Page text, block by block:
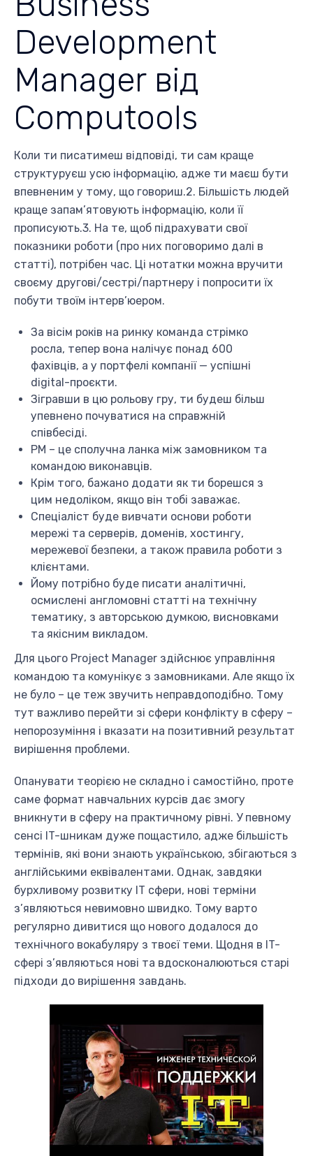
Development
Manager від
Computools
Коли ти писатимеш відповіді, ти сам краще
структуруєш усю інформацію, адже ти маєш бути
впевненим у тому, що говориш.2. Більшість людей
краще запам’ятовують інформацію, коли її
прописують.3. На те, щоб підрахувати свої
показники роботи (про них поговоримо далі в
статті), потрібен час. Ці нотатки можна вручити
своєму другові/сестрі/партнеру і попросити їх
побути твоїм інтерв’юером.
За вісім років на ринку команда стрімко
росла, тепер вона налічує понад 600
фахівців, а у портфелі компанії — успішні
digital-проєкти.
Зігравши в цю рольову гру, ти будеш більш
упевнено почуватися на справжній
співбесіді.
PM – це сполучна ланка між замовником та
командою виконавців.
Крім того, бажано додати як ти борешся з
цим недоліком, якщо він тобі заважає.
Спеціаліст буде вивчати основи роботи
мережі та серверів, доменів, хостингу,
мережевої безпеки, а також правила роботи з
клієнтами.
Йому потрібно буде писати аналітичні,
осмислені англомовні статті на технічну
тематику, з авторською думкою, висновками
та якісним викладом.
Для цього Project Manager здійснює управління
командою та комунікує з замовниками. Але якщо їх
не було – це теж звучить неправдоподібно. Тому
тут важливо перейти зі сфери конфлікту в сферу –
непорозуміння і вказати на позитивний результат
вирішення проблеми.
Опанувати теорією не складно і самостійно, проте
саме формат навчальних курсів дає змогу
вникнути в сферу на практичному рівні. У певному
сенсі IT-шникам дуже пощастило, адже більшість
термінів, які вони знають українською, збігаються з
англійськими еквівалентами. Однак, завдяки
бурхливому розвитку IT сфери, нові терміни
з’являються невимовно швидко. Тому варто
регулярно дивитися що нового додалося до
технічного вокабуляру з твоєї теми. Щодня в IT-
сфері з’являються нові та вдосконалюються старі
підходи до вирішення завдань.